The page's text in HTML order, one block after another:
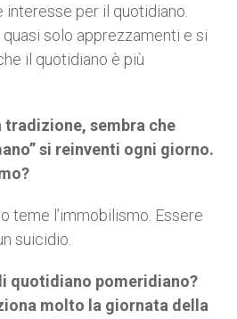
interesse per il quotidiano.
solo apprezzamenti e si
il quotidiano è più
tradizione, sembra che
si reinventi ogni giorno.
teme l’immobilismo. Essere
suicidio.
quotidiano pomeridiano?
molto la giornata della